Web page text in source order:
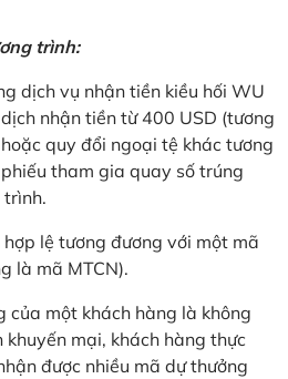
trình:
dịch vụ nhận tiền kiều hối WU
nhận tiền từ 400 USD (tương
quy đổi ngoại tệ khác tương
tham gia quay số trúng
trình.
lệ tương đương với một mã
là mã MTCN).
của một khách hàng là không
mại, khách hàng thực
được nhiều mã dự thưởng